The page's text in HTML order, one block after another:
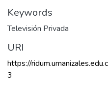
Keywords
Televisión Privada
URI
https://
3